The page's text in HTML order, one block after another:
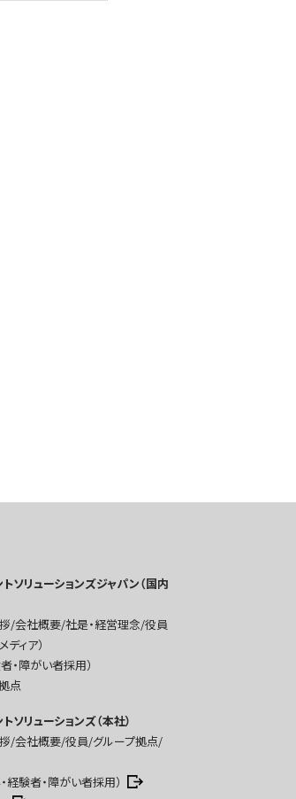
ソリューションズジャパン（国内
/会社概要/社是・経営理念/役員
ィア）
・障がい者採用）
点
ソリューションズ（本社）
拶/会社概要/役員/グループ拠点/
経験者・障がい者採用）